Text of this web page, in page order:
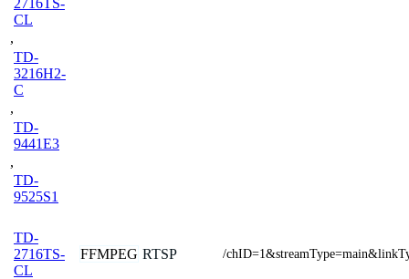
2716TS-
CL
,
TD-
3216H2-
C
,
TD-
9441E3
,
TD-
9525S1
TD-
2716TS-
CL
FFMPEG RTSP /